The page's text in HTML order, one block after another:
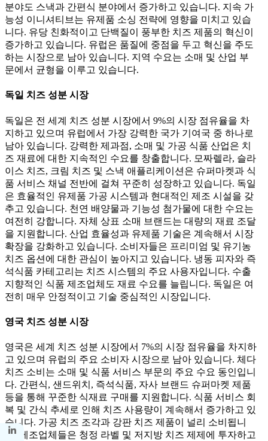
분야도 스낵과 간편식 분야에서 증가하고 있습니다. 지속 가
능성 이니셔티브는 유제품 소싱 전략에 영향을 미치고 있습
니다. 유당 친화적이고 단백질이 풍부한 치즈 제품의 혁신이
증가하고 있습니다. 유럽은 품질에 중점을 두고 혁신을 주도
하는 시장으로 남아 있습니다. 지역 수요는 소매 및 산업 부
문에서 균형을 이루고 있습니다.
독일 치즈 성분 시장
독일은 전 세계 치즈 성분 시장에서 9%의 시장 점유율을 차
지하고 있으며 유럽에서 가장 강력한 국가 기여국 중 하나로
남아 있습니다. 강력한 제과점, 소매 및 가공 식품 산업은 치
즈 재료에 대한 지속적인 수요를 창출합니다. 모짜렐라, 슬라
이스 치즈, 크림 치즈 및 스낵 애플리케이션은 슈퍼마켓과 식
품 서비스 채널 전반에 걸쳐 꾸준히 성장하고 있습니다. 독일
은 효율적인 유제품 가공 시스템과 현대적인 제조 시설을 갖
추고 있습니다. 천연 배양물과 기능성 첨가물에 대한 수요는
여전히 강합니다. 자체 상표 소매 브랜드는 대량의 재료 조달
을 지원합니다. 산업 효율성과 유제품 기술은 계속해서 시장
확장을 강화하고 있습니다. 소비자들은 프리미엄 및 유기농
치즈 옵션에 대한 관심이 높아지고 있습니다. 냉동 피자와 즉
석식품 카테고리는 치즈 시스템의 주요 사용자입니다. 수출
지향적인 식품 제조업체도 재료 수요를 늘립니다. 독일은 여
전히 ​​매우 안정적이고 기술 중심적인 시장입니다.
영국 치즈 성분 시장
영국은 세계 치즈 성분 시장에서 7%의 시장 점유율을 차지하
고 있으며 유럽의 주요 소비자 시장으로 남아 있습니다. 체다
치즈 소비는 소매 및 식품 서비스 부문의 주요 수요 동인입니
다. 간편식, 샌드위치, 즉석식품, 자사 브랜드 슈퍼마켓 제품
등을 통해 꾸준한 식재료 구매를 지원합니다. 식품 서비스 회
복 및 간식 추세로 인해 치즈 사용량이 계속해서 증가하고 있
습니다. 가공 치즈 조각과 강판 치즈 제품이 널리 소비됩니
다. 제조업체들은 청정 라벨 및 저지방 치즈 제제에 투자하고